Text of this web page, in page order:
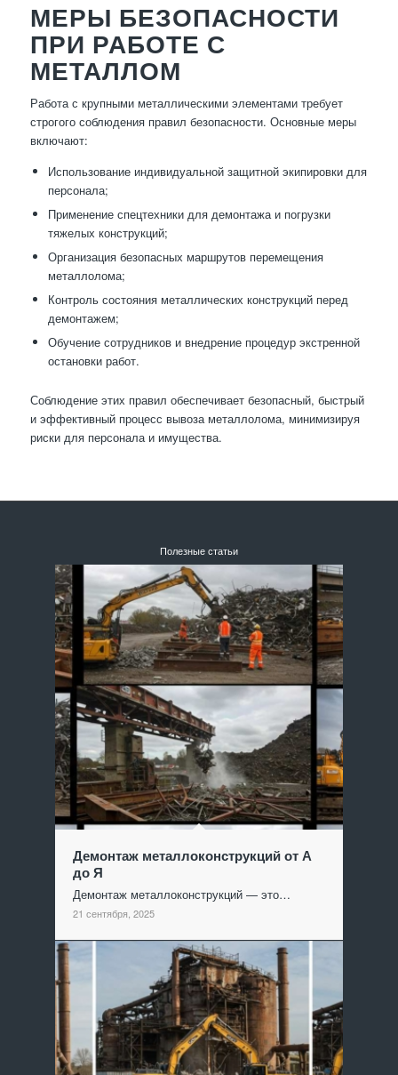
МЕРЫ БЕЗОПАСНОСТИ
ПРИ РАБОТЕ С
МЕТАЛЛОМ
Работа с крупными металлическими элементами требует
строгого соблюдения правил безопасности. Основные меры
включают:
Использование индивидуальной защитной экипировки для
персонала;
Применение спецтехники для демонтажа и погрузки
тяжелых конструкций;
Организация безопасных маршрутов перемещения
металлолома;
Контроль состояния металлических конструкций перед
демонтажем;
Обучение сотрудников и внедрение процедур экстренной
остановки работ.
Соблюдение этих правил обеспечивает безопасный, быстрый
и эффективный процесс вывоза металлолома, минимизируя
риски для персонала и имущества.
Полезные статьи
Демонтаж металлоконструкций от А
до Я
Демонтаж металлоконструкций — это…
21 сентября, 2025